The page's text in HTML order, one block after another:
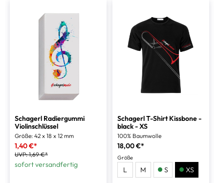
Schagerl Radiergummi
Violinschlüssel
Größe: 42 x 18 x 12 mm
1,40 €*
UVP:1,69 €*
sofort versandfertig
Schagerl T-Shirt Kissbone -
black - XS
100% Baumwolle
18,00 €*
Größe
L M S XS